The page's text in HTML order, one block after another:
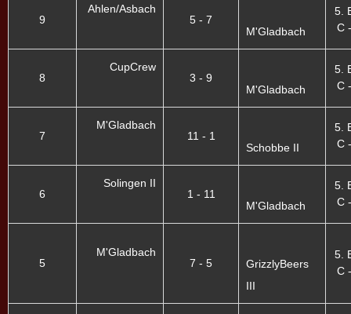
9
Ahlen/Asbach
5 - 7
M'Gladbach
5.
C
8
CupCrew
3 - 9
M'Gladbach
5.
C
7
M'Gladbach
11 - 1
Schobbe II
5.
C
6
Solingen II
1 - 11
M'Gladbach
5.
C
5
M'Gladbach
7 - 5
GrizzlyBeers
III
5.
C